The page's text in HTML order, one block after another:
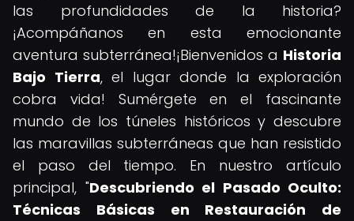
las profundidades de la historia?
¡Acompáñanos en esta emocionante
aventura subterránea!¡Bienvenidos a Historia
Bajo Tierra, el lugar donde la exploración
cobra vida! Sumérgete en el fascinante
mundo de los túneles históricos y descubre
las maravillas subterráneas que han resistido
el paso del tiempo. En nuestro artículo
principal, "Descubriendo el Pasado Oculto:
Técnicas Básicas en Restauración de